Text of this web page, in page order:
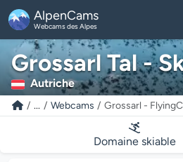
AlpenCams
Webcams des Alpes
Grossarl Tal -
Autriche
... Webcams Grossarl -
Domaine skiable